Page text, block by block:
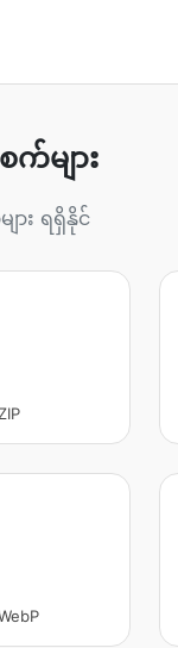
က်များ
ား ရရှိနိုင်